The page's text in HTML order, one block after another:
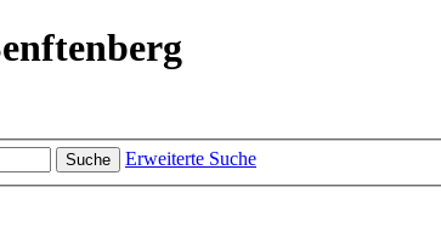
Suche Erweiterte Suche